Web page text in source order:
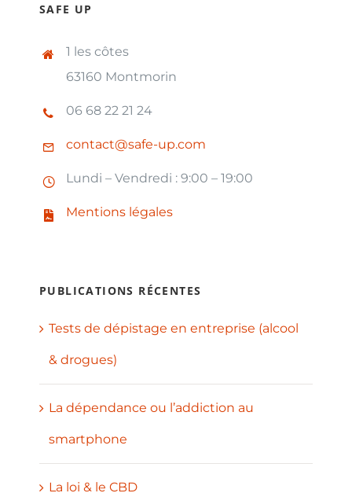
SAFE UP
1 les côtes
63160 Montmorin
06 68 22 21 24
contact@safe-up.com
Lundi – Vendredi : 9:00 – 19:00
Mentions légales
PUBLICATIONS RÉCENTES
Tests de dépistage en entreprise (alcool
& drogues)
La dépendance ou l’addiction au
smartphone
La loi & le CBD